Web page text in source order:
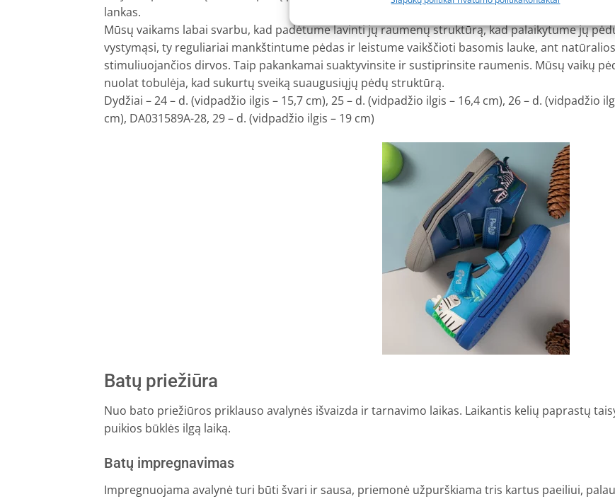
lankas.
Mūsų vaikams labai svarbu, kad padėtume lavinti jų raumenų struktūrą, kad palaikytume jų
vystymąsi, ty reguliariai mankštintume pėdas ir leistume vaikščioti basomis lauke, ant
stimuliuojančios dirvos. Taip pakankamai suaktyvinsite ir sustiprinsite raumenis. Mūsų vaikų
nuolat tobulėja, kad sukurtų sveiką suaugusiųjų pėdų struktūrą.
Dydžiai – 24 – d. (vidpadžio ilgis – 15,7 cm), 25 – d. (vidpadžio ilgis – 16,4 cm), 26 – d. (vidpadžio
cm), DA031589A-28, 29 – d. (vidpadžio ilgis – 19 cm)
Batų priežiūra
Nuo bato priežiūros priklauso avalynės išvaizda ir tarnavimo laikas. Laikantis kelių paprastų
puikios būklės ilgą laiką.
Batų impregnavimas
Impregnuojama avalynė turi būti švari ir sausa, priemonė užpurškiama tris kartus paeiliui,